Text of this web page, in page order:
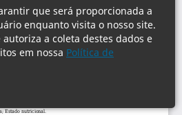
que será proporcionada a
enquanto visita o nosso site.
a coleta destes dados e
em nossa Política de